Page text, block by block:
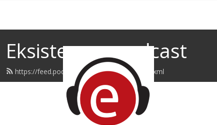
Eksistensen podcast
https://feed.podbean.com/eksistensen/feed.xml